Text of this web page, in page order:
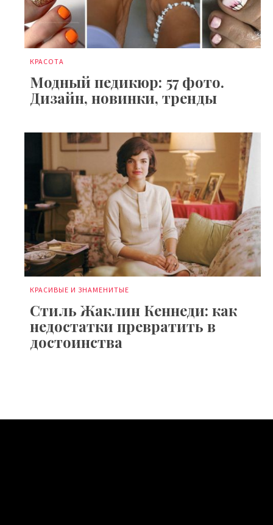
КРАСОТА
Модный педикюр: 57 фото.
Дизайн, новинки, тренды
КРАСИВЫЕ И ЗНАМЕНИТЫЕ
Стиль Жаклин Кеннеди: как
недостатки превратить в
достоинства